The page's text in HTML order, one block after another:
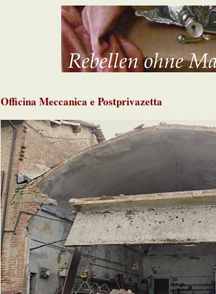
Officina Meccanica e Postprivazetta